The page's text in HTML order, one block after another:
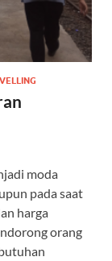
moda
pada saat
harga
orang